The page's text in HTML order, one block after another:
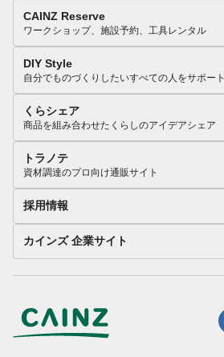
CAINZ Reserve
ワークショップ、施設予約、工具レンタル
DIY Style
自分でものづくりしたいすべての人をサポート
くらシェア
商品を組み合わせたくらしのアイデアシェア
トラノテ
資材調達のプロ向け通販サイト
採用情報
カインズ 企業サイト